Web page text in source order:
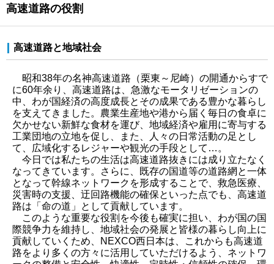
高速道路の役割
高速道路と地域社会
昭和38年の名神高速道路（栗東～尼崎）の開通からすで
に60年余り、高速道路は、急激なモータリゼーションの
中、わが国経済の高度成長とその成果である豊かな暮らし
を支えてきました。農業生産地や港から届く毎日の食卓に
欠かせない新鮮な食材を運び、地域経済や雇用に寄与する
工業団地の立地を促し、また、人々の日常活動の足とし
て、広域化するレジャーや観光の手段として…。
今日では私たちの生活は高速道路抜きには成り立たなく
なってきています。さらに、既存の国道等の道路網と一体
となって幹線ネットワークを形成することで、救急医療、
災害時の支援、迂回路機能の確保といった点でも、高速道
路は「命の道」として貢献しています。
このような重要な役割を今後も確実に担い、わが国の国
際競争力を維持し、地域社会の発展と皆様の暮らし向上に
貢献していくため、NEXCO西日本は、これからも高速道
路をより多くの方々に活用していただけるよう、ネットワ